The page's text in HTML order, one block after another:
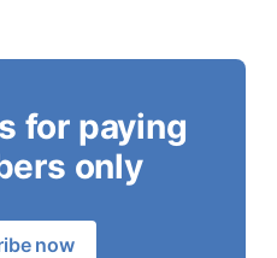
for paying
only
now